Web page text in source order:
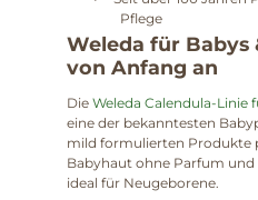
Pflege
Weleda für Babys
von Anfang an
Die Weleda Calendula-Linie
eine der bekanntesten
mild formulierten Produkte
Babyhaut ohne Parfum und
ideal für Neugeborene.